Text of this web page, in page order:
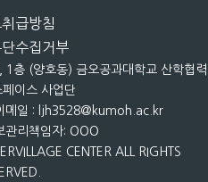
급방침
수집거부
층 (양호동) 금오공과대학교 산학협력
이스 사업단
메일 : ljh3528@kumoh.ac.kr
관리책임자: OOO
CENTER ALL RIGHTS